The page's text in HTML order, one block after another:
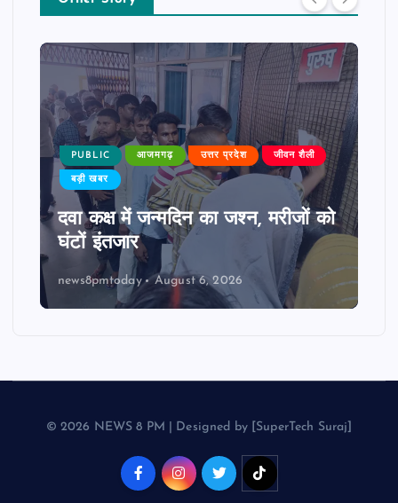
PUBLIC आजमगढ़ उत्तर प्रदेश जीवन शैली
बड़ी खबर
दवा कक्ष में जन्मदिन का जश्न, मरीजों को
घंटों इंतजार
news8pmtoday August 6, 2026
© 2026 NEWS 8 PM | Designed by [SuperTech Suraj]